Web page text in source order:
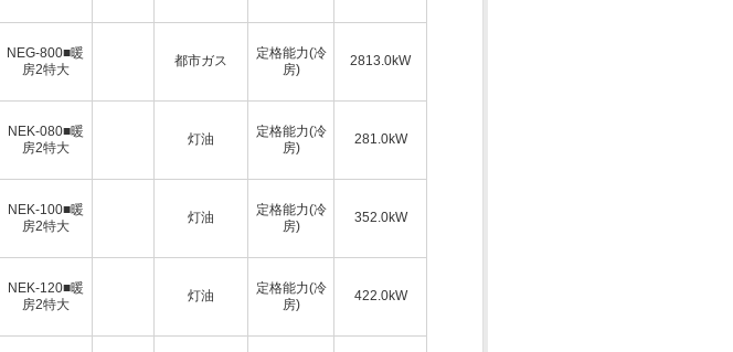
NEG-800■暖
房2特大
都市ガス
定格能力(冷
房)
2813.0kW
NEK-080■暖
房2特大
灯油
定格能力(冷
房)
281.0kW
NEK-100■暖
房2特大
灯油
定格能力(冷
房)
352.0kW
NEK-120■暖
房2特大
灯油
定格能力(冷
房)
422.0kW